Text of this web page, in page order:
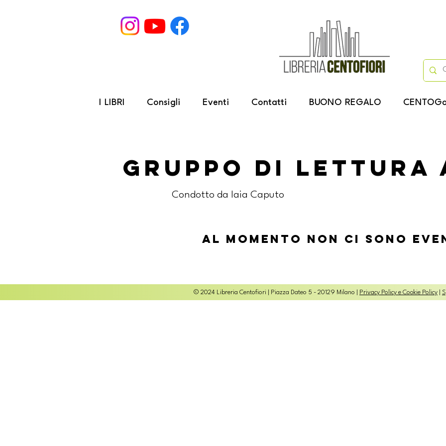
I LIBRI Consigli Eventi Contatti BUONO REGALO
Gruppo di lettura
Condotto da Iaia Caputo
Al momento non ci sono
© 2024 Libreria Centofiori | Piazza Dateo 5 - 20129 Milano | Privacy Policy e Cookie Policy